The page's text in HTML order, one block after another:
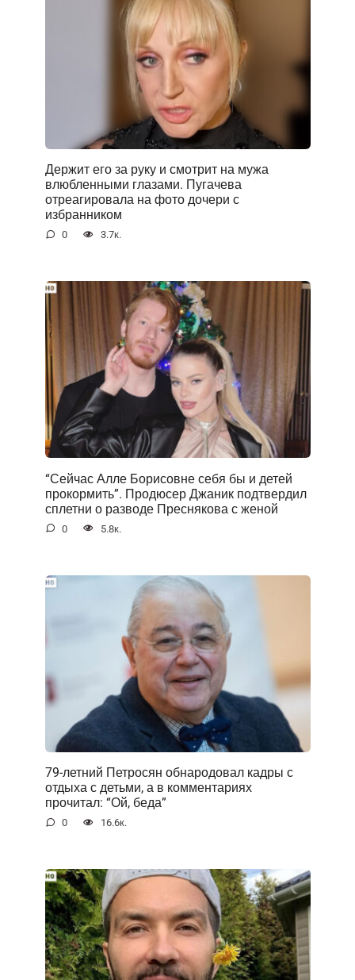
Держит его за руку и смотрит на мужа
влюбленными глазами. Пугачева
отреагировала на фото дочери с
избранником
0 3.7к.
“Сейчас Алле Борисовне себя бы и детей
прокормить”. Продюсер Джаник подтвердил
сплетни о разводе Преснякова с женой
0 5.8к.
79-летний Петросян обнародовал кадры с
отдыха с детьми, а в комментариях
прочитал: “Ой, беда”
0 16.6к.